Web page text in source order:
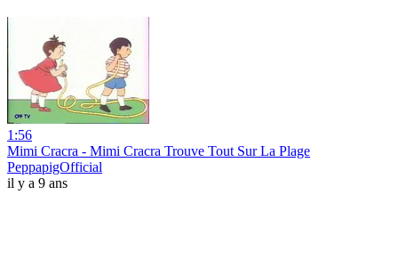
1:56
Mimi Cracra - Mimi Cracra Trouve Tout Sur La Plage
PeppapigOfficial
il y a 9 ans